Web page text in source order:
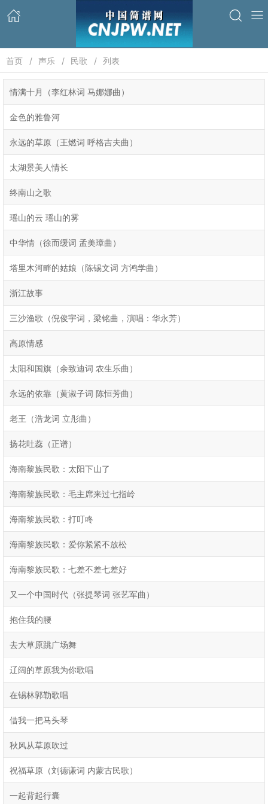
首页 声乐 民歌 列表
情满十月（李红林词 马娜娜曲）
金色的雅鲁河
永远的草原（王燃词 呼格吉夫曲）
太湖景美人情长
终南山之歌
瑶山的云 瑶山的雾
中华情（徐而缓词 孟美璋曲）
塔里木河畔的姑娘（陈锡文词 方鸿学曲）
浙江故事
三沙渔歌（倪俊宇词，梁铭曲，演唱：华永芳）
高原情感
太阳和国旗（余致迪词 农生乐曲）
永远的依靠（黄淑子词 陈恒芳曲）
老王（浩龙词 立彤曲）
扬花吐蕊（正谱）
海南黎族民歌：太阳下山了
海南黎族民歌：毛主席来过七指岭
海南黎族民歌：打叮咚
海南黎族民歌：爱你紧紧不放松
海南黎族民歌：七差不差七差好
又一个中国时代（张提琴词 张艺军曲）
抱住我的腰
去大草原跳广场舞
辽阔的草原我为你歌唱
在锡林郭勒歌唱
借我一把马头琴
秋风从草原吹过
祝福草原（刘德谦词 内蒙古民歌）
一起背起行囊